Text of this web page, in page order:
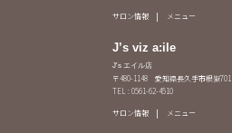
サロン情報 メニュー
J’s viz a:ile
J's エイル店
〒480-1148 愛知県長久手市根嶽701
TEL : 0561-62-4510
サロン情報 メニュー